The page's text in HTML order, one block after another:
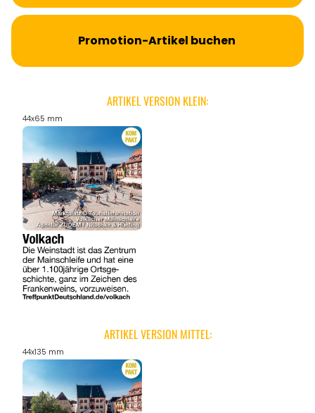
Promotion-Artikel buchen
ARTIKEL VERSION KLEIN:
44x65 mm
ARTIKEL VERSION MITTEL:
44x135 mm